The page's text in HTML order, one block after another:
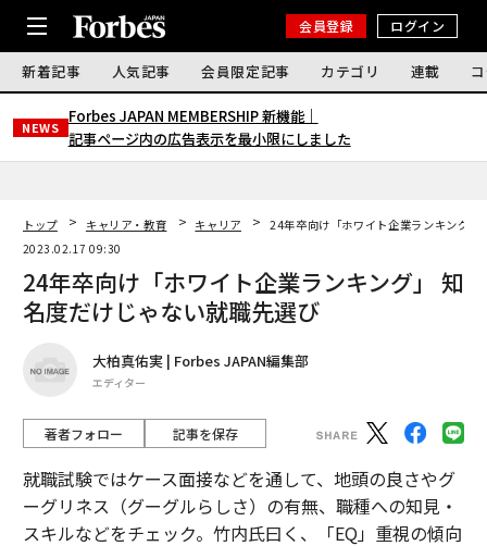
会員登録 ログイン
新着記事 人気記事 会員限定記事 カテゴリ 連載
NEWS
Forbes JAPAN MEMBERSHIP 新機能｜
記事ページ内の広告表示を最小限にしました
トップ キャリア・教育 キャリア
24年卒向け「ホワイト企業ランキング」
2023.02.17 09:30
24年卒向け「ホワイト企業ランキング」 知
名度だけじゃない就職先選び
大柏真佑実 | Forbes JAPAN編集部
エディター
著者フォロー 記事を保存
就職試験ではケース面接などを通して、地頭の良さやグ
ーグリネス（グーグルらしさ）の有無、職種への知見・
スキルなどをチェック。竹内氏曰く、「EQ」重視の傾向